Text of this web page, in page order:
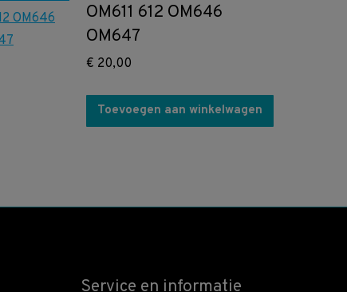
OM611 612 OM646
OM647
€ 20,00
Toevoegen aan winkelwagen
Service en informatie